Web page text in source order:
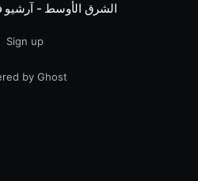
الشرق الأوسط -
Sign up
by Ghost